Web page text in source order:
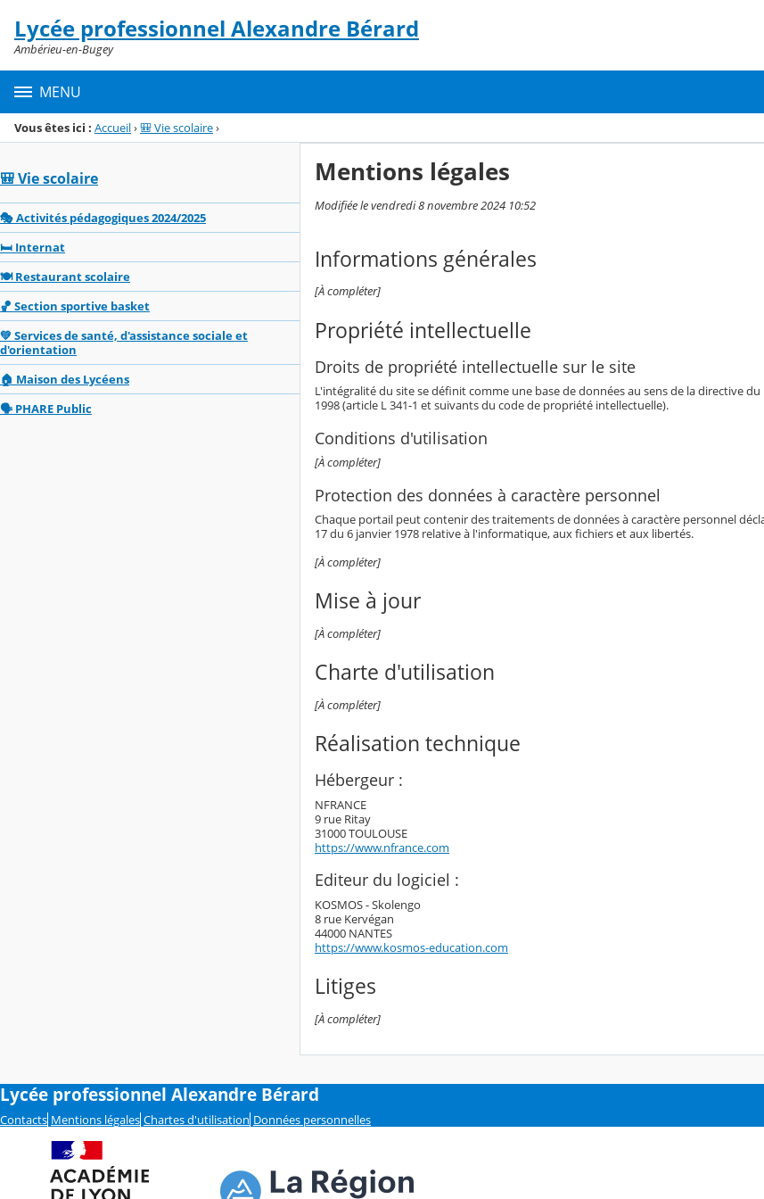
Menu de la rubrique
Contenu
Lycée professionnel Alexandre Bérard
Ambérieu-en-Bugey
MENU
Vous êtes ici : Accueil›🎒 Vie scolaire›
🎒 Vie scolaire
🎭 Activités pédagogiques 2024/2025
🛏️ Internat
🍽️ Restaurant scolaire
🏀 Section sportive basket
💚 Services de santé, d'assistance sociale et
d'orientation
🏠 Maison des Lycéens
🗣️ PHARE Public
Mentions légales
Modifiée le vendredi 8 novembre 2024 10:52
Informations générales
[À compléter]
Propriété intellectuelle
Droits de propriété intellectuelle sur le site
L'intégralité du site se définit comme une base de données au sens de la directive
1998 (article L 341-1 et suivants du code de propriété intellectuelle).
Conditions d'utilisation
[À compléter]
Protection des données à caractère personnel
Chaque portail peut contenir des traitements de données à caractère personnel
17 du 6 janvier 1978 relative à l'informatique, aux fichiers et aux libertés.
[À compléter]
Mise à jour
[À compléter]
Charte d'utilisation
[À compléter]
Réalisation technique
Hébergeur :
NFRANCE
9 rue Ritay
31000 TOULOUSE
https://www.nfrance.com
Editeur du logiciel :
KOSMOS - Skolengo
8 rue Kervégan
44000 NANTES
https://www.kosmos-education.com
Litiges
[À compléter]
Lycée professionnel Alexandre Bérard
Contacts Mentions légales Chartes d'utilisation Données personnelles